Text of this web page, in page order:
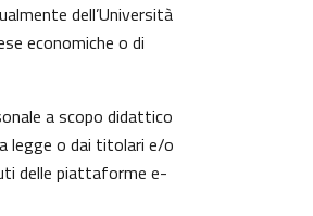
dell’Università
economiche o di
a scopo didattico
legge o dai titolari e/o
delle piattaforme e-